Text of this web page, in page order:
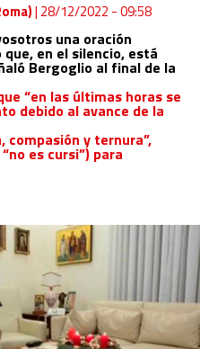
| 28/12/2022 - 09:58
una oración
en el silencio, está
Bergoglio al final de la
“en las últimas horas se
debido al avance de la
compasión y ternura”,
es cursi”) para